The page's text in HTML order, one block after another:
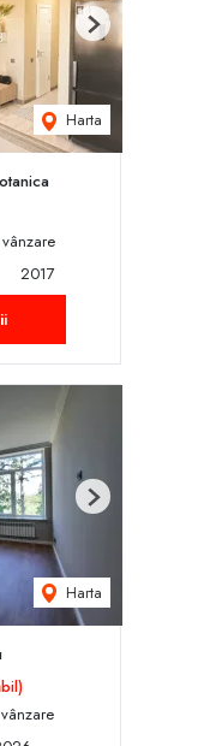
Harta
Next
2017
Harta
Next